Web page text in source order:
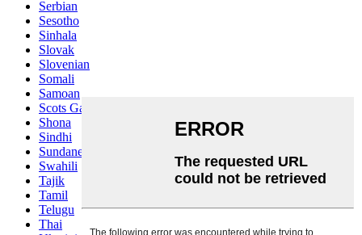
Serbian
Sesotho
Sinhala
Slovak
Slovenian
Somali
Samoan
Scots Gaelic
Shona
Sindhi
Sundanese
Swahili
Tajik
Tamil
Telugu
Thai